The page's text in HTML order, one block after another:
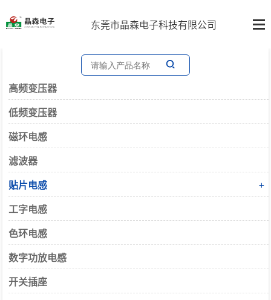
东莞市晶森电子科技有限公司
高频变压器
低频变压器
磁环电感
滤波器
贴片电感
+
工字电感
色环电感
数字功放电感
开关插座